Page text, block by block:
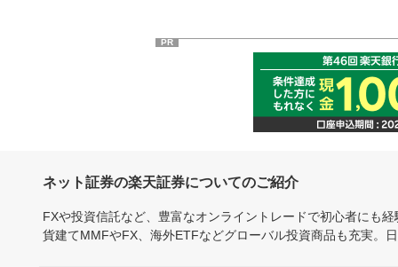
PR
ネット証券の楽天証券についてのご紹介
FXや投資信託など、豊富なオンライントレードで初心者にも
貨建てMMFやFX、海外ETFなどグローバル投資商品も充実。